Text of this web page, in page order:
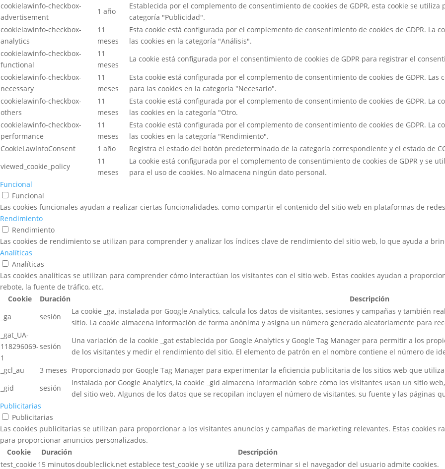
cookielawinfo-checkbox-
advertisement
1 año
Establecida por el complemento de consentimiento de cookies de GDPR, esta cookie se
categoría "Publicidad".
cookielawinfo-checkbox-
analytics
11
meses
Esta cookie está configurada por el complemento de consentimiento de cookies de GDPR.
las cookies en la categoría "Análisis".
cookielawinfo-checkbox-
functional
11
meses
La cookie está configurada por el consentimiento de cookies de GDPR para registrar el
cookielawinfo-checkbox-
necessary
11
meses
Esta cookie está configurada por el complemento de consentimiento de cookies de GDPR.
para las cookies en la categoría "Necesario".
cookielawinfo-checkbox-
others
11
meses
Esta cookie está configurada por el complemento de consentimiento de cookies de GDPR.
las cookies en la categoría "Otro.
cookielawinfo-checkbox-
performance
11
meses
Esta cookie está configurada por el complemento de consentimiento de cookies de GDPR.
las cookies en la categoría "Rendimiento".
CookieLawInfoConsent
1 año
Registra el estado del botón predeterminado de la categoría correspondiente y el estado de
viewed_cookie_policy
11
meses
La cookie está configurada por el complemento de consentimiento de cookies de GDPR y se
para el uso de cookies. No almacena ningún dato personal.
Funcional
Funcional
Las cookies funcionales ayudan a realizar ciertas funcionalidades, como compartir el contenido del sitio web en plataformas de
Rendimiento
Rendimiento
Las cookies de rendimiento se utilizan para comprender y analizar los índices clave de rendimiento del sitio web, lo que ayuda a
Analíticas
Analíticas
Las cookies analíticas se utilizan para comprender cómo interactúan los visitantes con el sitio web. Estas cookies ayudan a
rebote, la fuente de tráfico, etc.
Cookie
Duración
Descripción
_ga
sesión
La cookie _ga, instalada por Google Analytics, calcula los datos de visitantes, sesiones y campañas y también
sitio. La cookie almacena información de forma anónima y asigna un número generado aleatoriamente para
_gat_UA-
118296069-
1
sesión
Una variación de la cookie _gat establecida por Google Analytics y Google Tag Manager para permitir a los
de los visitantes y medir el rendimiento del sitio. El elemento de patrón en el nombre contiene el número de
_gcl_au
3 meses Proporcionado por Google Tag Manager para experimentar la eficiencia publicitaria de los sitios web que
_gid
sesión
Instalada por Google Analytics, la cookie _gid almacena información sobre cómo los visitantes usan un sitio
del sitio web. Algunos de los datos que se recopilan incluyen el número de visitantes, su fuente y las páginas
Publicitarias
Publicitarias
Las cookies publicitarias se utilizan para proporcionar a los visitantes anuncios y campañas de marketing relevantes. Estas cookies
para proporcionar anuncios personalizados.
Cookie
Duración
Descripción
test_cookie 15 minutosdoubleclick.net establece test_cookie y se utiliza para determinar si el navegador del usuario admite cookies.